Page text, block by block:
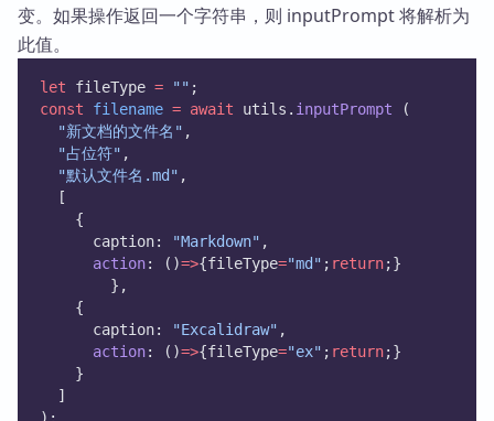
变。如果操作返回一个字符串，则 inputPrompt 将解析为
此值。
let fileType = "" ;
const
filename = await utils. inputPrompt (
"新文档的文件名" ,
"占位符" ,
"默认文件名.md" ,
  [
    {
      caption:
"Markdown" ,
action: ()=>{fileType="md" ; return;}
		},
    {
      caption:
"Excalidraw" ,
action: ()=>{fileType="ex" ; return;}
    }
  ]